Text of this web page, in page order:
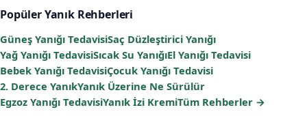
Popüler Yanık Rehberleri
Güneş Yanığı TedavisiSaç Düzleştirici Yanığı
Yağ Yanığı TedavisiSıcak Su YanığıEl Yanığı Tedavisi
Bebek Yanığı TedavisiÇocuk Yanığı Tedavisi
2. Derece YanıkYanık Üzerine Ne Sürülür
Egzoz Yanığı TedavisiYanık İzi KremiTüm Rehberler →